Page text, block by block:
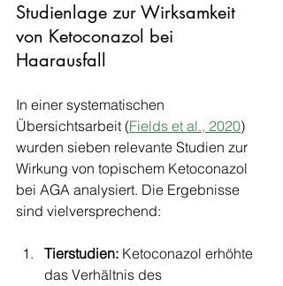
Studienlage zur Wirksamkeit
von Ketoconazol bei
Haarausfall
In einer systematischen
Übersichtsarbeit (Fields et al., 2020)
wurden sieben relevante Studien zur
Wirkung von topischem Ketoconazol
bei AGA analysiert. Die Ergebnisse
sind vielversprechend:
Tierstudien: Ketoconazol erhöhte
das Verhältnis des